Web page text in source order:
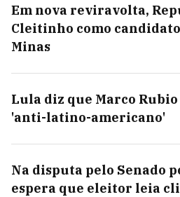
Em nova reviravolta,
Cleitinho como
Minas
Lula diz que Marco
'anti-latino-americano'
Na disputa pelo Senado
espera que eleitor leia